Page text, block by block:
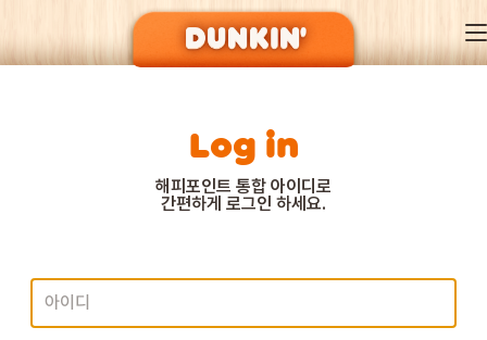
DUNKIN’ OF SEASON
MENU
Log in
해피포인트 통합 아이디로
간편하게 로그인 하세요.